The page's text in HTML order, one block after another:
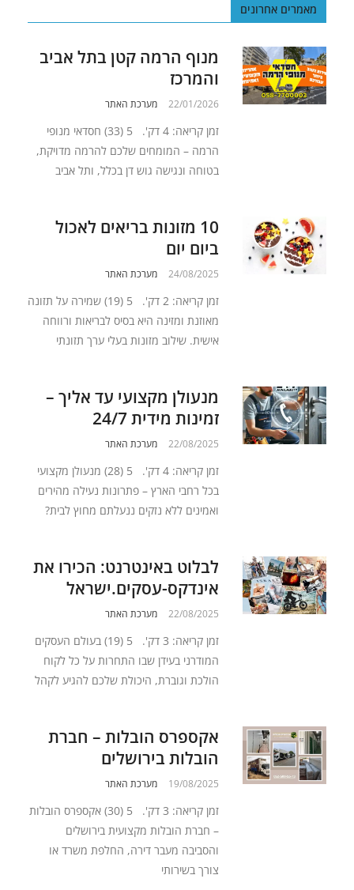
מאמרים אחרונים
מנוף הרמה קטן בתל אביב
והמרכז
22/01/2026 מערכת האתר
זמן קריאה: 4 דק'. 5 (33) חסדאי מנופי
הרמה – המומחים שלכם להרמה מדויקת,
בטוחה ונגישה גוש דן בכלל, ותל אביב
10 מזונות בריאים לאכול
ביום יום
24/08/2025 מערכת האתר
זמן קריאה: 2 דק'. 5 (19) שמירה על תזונה
מאוזנת ומזינה היא בסיס לבריאות ורווחה
אישית. שילוב מזונות בעלי ערך תזונתי
מנעולן מקצועי עד אליך –
זמינות מידית 24/7
22/08/2025 מערכת האתר
זמן קריאה: 4 דק'. 5 (28) מנעולן מקצועי
בכל רחבי הארץ – פתרונות נעילה מהירים
ואמינים ללא נזקים ננעלתם מחוץ לבית?
לבלוט באינטרנט: הכירו את
אינדקס-עסקים.ישראל
22/08/2025 מערכת האתר
זמן קריאה: 3 דק'. 5 (19) בעולם העסקים
המודרני בעידן שבו התחרות על כל לקוח
הולכת וגוברת, היכולת שלכם להגיע לקהל
אקספרס הובלות – חברת
הובלות בירושלים
19/08/2025 מערכת האתר
זמן קריאה: 3 דק'. 5 (30) אקספרס הובלות
– חברת הובלות מקצועית בירושלים
והסביבה מעבר דירה, החלפת משרד או
צורך בשירותי